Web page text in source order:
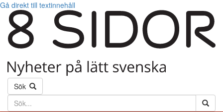
Gå direkt till textinnehåll
Sök
Söktext